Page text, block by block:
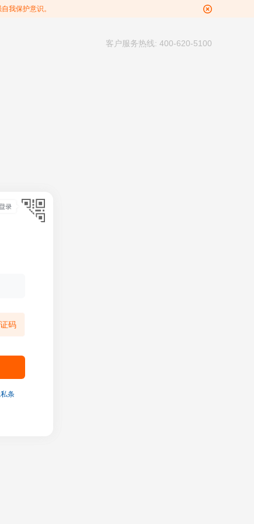
我保护意识。
客户服务热线: 400-620-5100
码
私条